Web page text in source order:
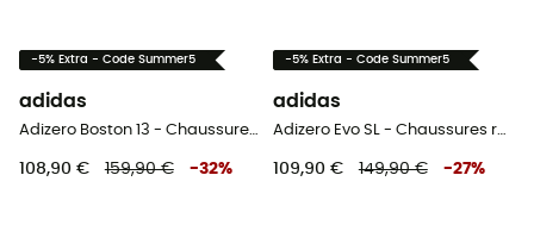
-5% Extra - Code Summer5
adidas
Adizero Boston 13 - Chaussures running homme
108,90 € 159,90 € -32%
-5% Extra - Code Summer5
adidas
Adizero Evo SL - Chaussures running homme
109,90 € 149,90 € -27%